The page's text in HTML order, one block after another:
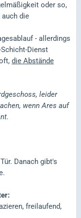
oder so,
auch die
- allerdings
Dienst
die Abstände
leider
wenn Ares auf
Danach gibt's
freilaufend,